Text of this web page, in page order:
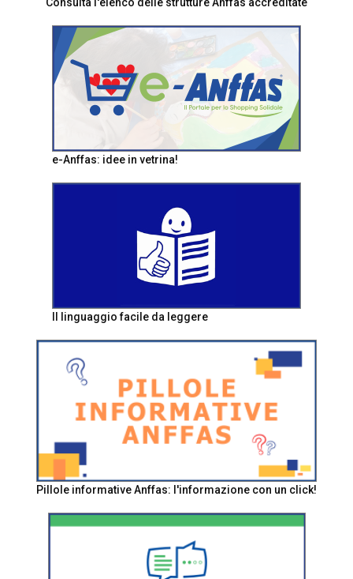
e-Anffas: idee in vetrina!
Il linguaggio facile da leggere
Pillole informative Anffas: l'informazione con un click!